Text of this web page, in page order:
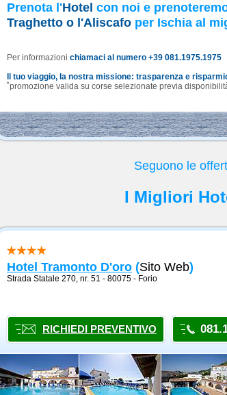
Prenota l'Hotel con noi e
Traghetto o l'Aliscafo per Ischia al
Per informazioni chiamaci al numero +39 081.1975.1975
Il tuo viaggio, la nostra missione: trasparenza e
*promozione valida su corse selezionate previa
Seguono le
I Migliori
Hotel Tramonto D'oro (Sito Web)
Strada Statale 270, nr. 51 - 80075 - Forio
RICHIEDI PREVENTIVO